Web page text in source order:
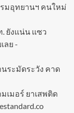
มอุทยานฯ คนใหม่
ยังแน่น แซว
ลย -
ระมัดระวัง คาด
เมอร์ ยาเสพติด